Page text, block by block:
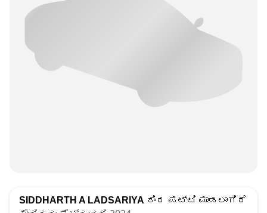
SIDDHARTH A LADSARIYA ರಿಂದ ಪಟ್ಟಿ ಮಾಡಲಾಗಿದೆ